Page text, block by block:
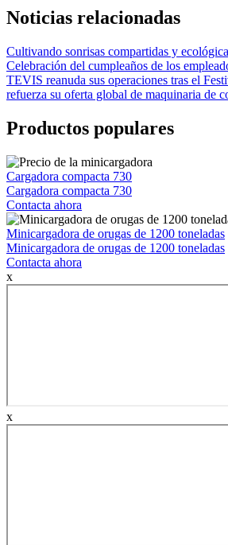
Noticias relacionadas
Cultivando sonrisas compartidas y
Celebración del cumpleaños de los
TEVIS reanuda sus operaciones tras el
refuerza su oferta global de maquinaria de
Productos populares
Cargadora compacta 730
Cargadora compacta 730
Contacta ahora
Minicargadora de orugas de 1200 toneladas
Minicargadora de orugas de 1200 toneladas
Contacta ahora
x
x